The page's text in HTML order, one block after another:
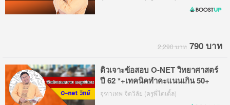
2,290 บาท 790 บาท
ติวเจาะข้อสอบ O-NET วิทยาศาสตร์
ปี 62 *+เทคนิคทำคะแนนเกิน 50+
จุฑาเทพ จิตวิลัย (ครูพี่ไตเติ้ล)